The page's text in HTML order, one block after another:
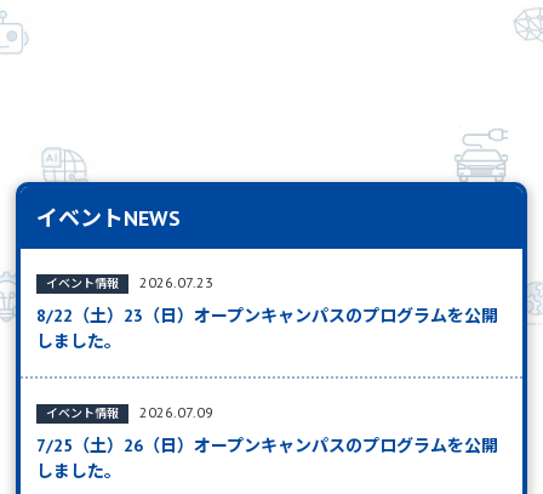
イベントNEWS
8/22（土）23（日）オープンキャンパスのプログラムを公開
しました。
イベント情報 2026.07.23
7/25（土）26（日）オープンキャンパスのプログラムを公開
しました。
イベント情報 2026.07.09